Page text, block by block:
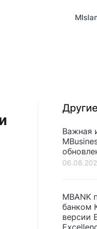
Важная
MBANK
банком
версии